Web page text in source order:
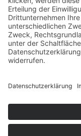
Unsere
Alle Preise inkl.
und ggf.